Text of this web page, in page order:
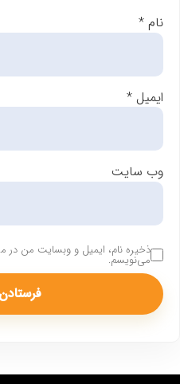
نام *
ایمیل *
وب‌ سایت
ذخیره نام، ایمیل و وبسایت من در
می‌نویسم.